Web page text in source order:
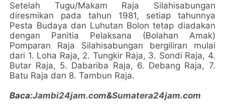
Setelah Tugu/Makam Raja Silahisabungan
diresmikan pada tahun 1981, setiap tahunnya
Pesta Budaya dan Luhutan Bolon tetap diadakan
dengan Panitia Pelaksana (Bolahan Amak)
Pomparan Raja Silahisabungan bergiliran mulai
dari 1. Loha Raja, 2. Tungkir Raja, 3. Sondi Raja, 4.
Butar Raja, 5. Dabariba Raja, 6. Debang Raja, 7.
Batu Raja dan 8. Tambun Raja.
Baca:Jambi24jam.com&Sumatera24jam.com